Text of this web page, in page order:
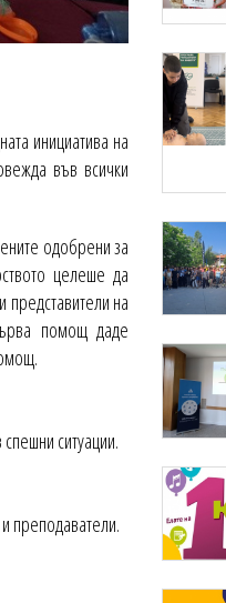
инициатива на
във всички
одобрени за
целеше да
представители на
помощ даде
ситуации.
преподаватели.